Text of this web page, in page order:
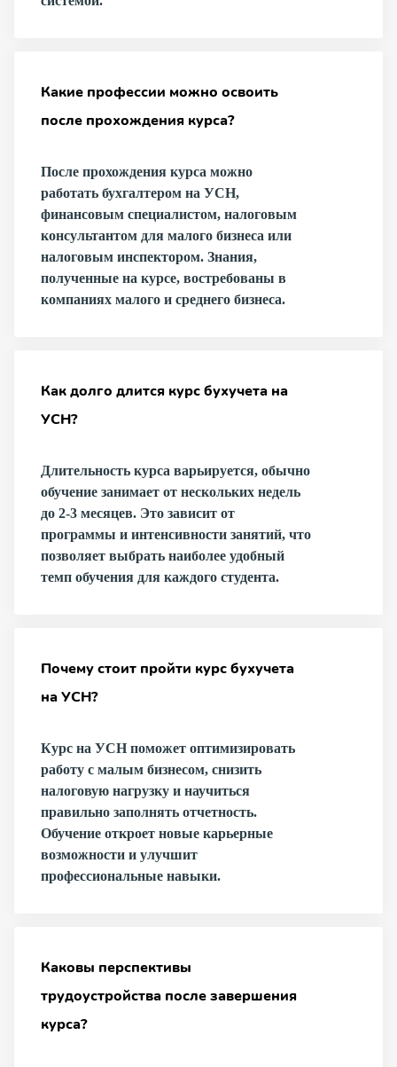
Какие профессии можно освоить
после прохождения курса?
После прохождения курса можно
работать бухгалтером на УСН,
финансовым специалистом, налоговым
консультантом для малого бизнеса или
налоговым инспектором. Знания,
полученные на курсе, востребованы в
компаниях малого и среднего бизнеса.
Как долго длится курс бухучета на
УСН?
Длительность курса варьируется, обычно
обучение занимает от нескольких недель
до 2-3 месяцев. Это зависит от
программы и интенсивности занятий, что
позволяет выбрать наиболее удобный
темп обучения для каждого студента.
Почему стоит пройти курс бухучета
на УСН?
Курс на УСН поможет оптимизировать
работу с малым бизнесом, снизить
налоговую нагрузку и научиться
правильно заполнять отчетность.
Обучение откроет новые карьерные
возможности и улучшит
профессиональные навыки.
Каковы перспективы
трудоустройства после завершения
курса?